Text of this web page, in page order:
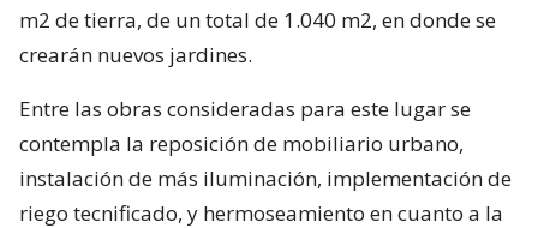
m2 de tierra, de un total de 1.040 m2, en donde se
crearán nuevos jardines.
Entre las obras consideradas para este lugar se
contempla la reposición de mobiliario urbano,
instalación de más iluminación, implementación de
riego tecnificado, y hermoseamiento en cuanto a la